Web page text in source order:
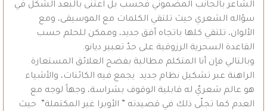
الشاعر بالجانب المضموني فحسب بل اعتنى بالبعد الشكل في
سؤاله الشعري حيث تلتقي الكلمات مع الموسيقى، ومع
الألوان، تلتقي كلها باتجاه أفق جديد، وممكن للحلم حسب
القاعدة السحرية الرزوقية على حدّ تعبير ديانو.
وبالتالي فإن أنا المتكلم مطالبة بفضح العلائق المستعارة
الراهنة عبر تشكيل نظام جديد يجمع فيه الكائنات، والأشياء
هو عالم شعريّ له قابلية الوقوف بشراسة، وجهاً لوجه مع
العدم كما تجلّى ذلك في قصيدته ” الأوبرا غير المكتملة” حيث